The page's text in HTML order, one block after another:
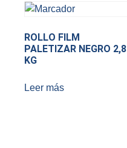
ROLLO FILM
PALETIZAR NEGRO 2,8
KG
Leer más